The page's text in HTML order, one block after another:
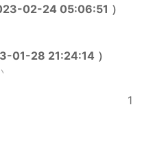
02-24 05:06:51 ）
01-28 21:24:14 ）
1